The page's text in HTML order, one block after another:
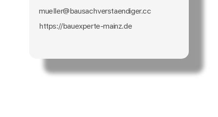
mueller@bausachverstaendiger.cc
https://bauexperte-mainz.de